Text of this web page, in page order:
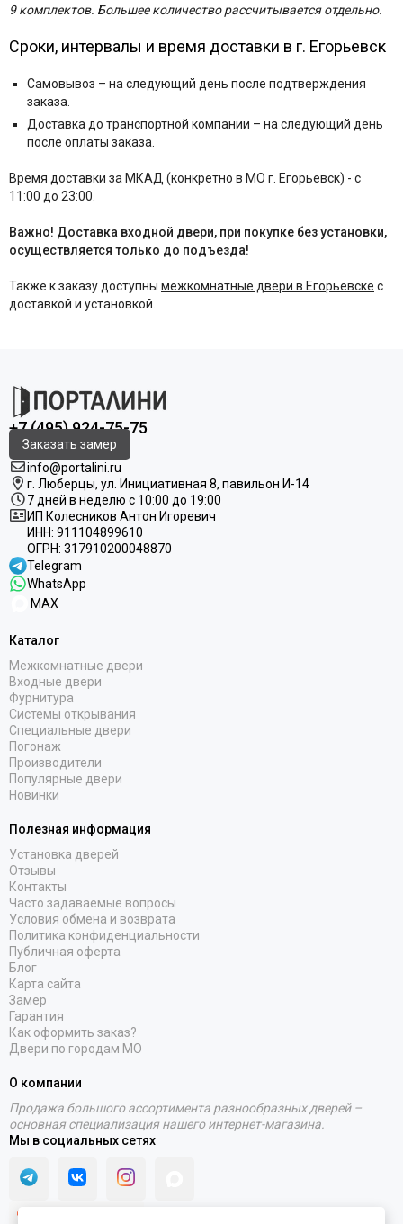
9 комплектов. Большее количество рассчитывается отдельно.
Сроки, интервалы и время доставки в г. Егорьевск
Самовывоз – на следующий день после подтверждения
заказа.
Доставка до транспортной компании – на следующий день
после оплаты заказа.
Время доставки за МКАД (конкретно в МО г. Егорьевск) - с
11:00 до 23:00.
Важно! Доставка входной двери, при покупке без установки,
осуществляется только до подъезда!
Также к заказу доступны межкомнатные двери в Егорьевске с
доставкой и установкой.
+7 (495) 924-75-75
Заказать замер
info@portalini.ru
г. Люберцы, ул. Инициативная 8, павильон И-14
7 дней в неделю с 10:00 до 19:00
ИП Колесников Антон Игоревич
ИНН: 911104899610
ОГРН: 317910200048870
Telegram
WhatsApp
MAX
Каталог
Межкомнатные двери
Входные двери
Фурнитура
Системы открывания
Специальные двери
Погонаж
Производители
Популярные двери
Новинки
Полезная информация
Установка дверей
Отзывы
Контакты
Часто задаваемые вопросы
Условия обмена и возврата
Политика конфиденциальности
Публичная оферта
Блог
Карта сайта
Замер
Гарантия
Как оформить заказ?
Двери по городам МО
О компании
Продажа большого ассортимента разнообразных дверей –
основная специализация нашего интернет-магазина.
Мы в социальных сетях